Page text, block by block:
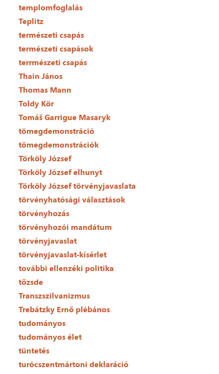
templomfoglalás
Teplitz
természeti csapás
természeti csapások
terrmészeti csapás
Thain János
Thomas Mann
Toldy Kör
Tomáš Garrigue Masaryk
tömegdemonstráció
tömegdemonstrációk
Törköly József
Törköly József elhunyt
Törköly József törvényjavaslata
törvényhatósági választások
törvényhozás
törvényhozói mandátum
törvényjavaslat
törvényjavaslat-kísérlet
további ellenzéki politika
tőzsde
Transzszilvanizmus
Trebátzky Ernő plébános
tudományos
tudományos élet
tüntetés
turócszentmártoni deklaráció